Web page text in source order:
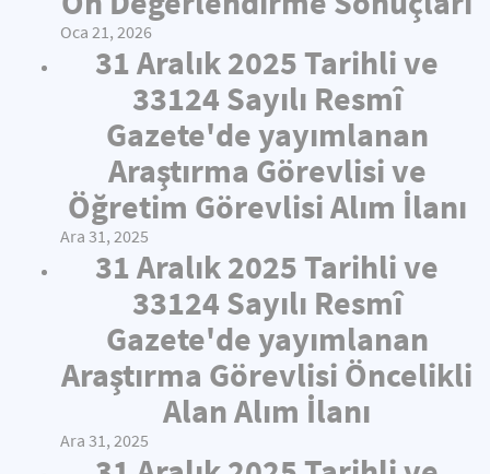
Oca 21, 2026
31 Aralık 2025 Tarihli ve
33124 Sayılı Resmî
Gazete'de yayımlanan
Araştırma Görevlisi ve
Öğretim Görevlisi Alım İlanı
Ara 31, 2025
31 Aralık 2025 Tarihli ve
33124 Sayılı Resmî
Gazete'de yayımlanan
Araştırma Görevlisi Öncelikli
Alan Alım İlanı
Ara 31, 2025